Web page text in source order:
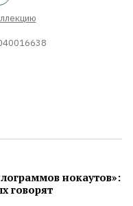
нокаутов»:
говорят